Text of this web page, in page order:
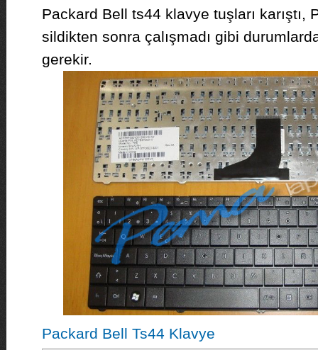
Packard Bell ts44 klavye tuşları karıştı,
sildikten sonra çalışmadı gibi
gerekir.
Packard Bell Ts44 Klavye